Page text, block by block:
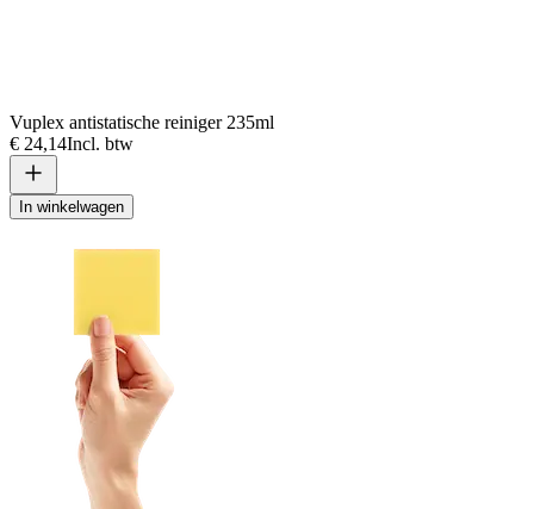
Vuplex antistatische reiniger 235ml
€ 24,14Incl. btw
In winkelwagen